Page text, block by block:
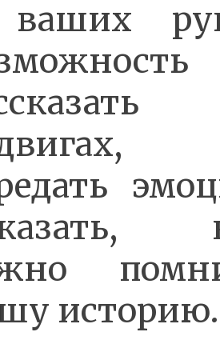
историю.